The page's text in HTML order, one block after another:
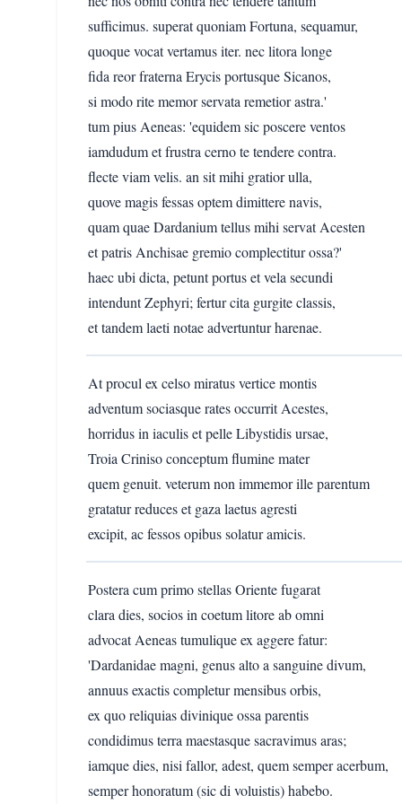
sufficimus. superat quoniam Fortuna, sequamur,
quoque vocat vertamus iter. nec litora longe
fida reor fraterna Erycis portusque Sicanos,
si modo rite memor servata remetior astra.'
tum pius Aeneas: 'equidem sic poscere ventos
iamdudum et frustra cerno te tendere contra.
flecte viam velis. an sit mihi gratior ulla,
quove magis fessas optem dimittere navis,
quam quae Dardanium tellus mihi servat Acesten
et patris Anchisae gremio complectitur ossa?'
haec ubi dicta, petunt portus et vela secundi
intendunt Zephyri; fertur cita gurgite classis,
et tandem laeti notae advertuntur harenae.
At procul ex celso miratus vertice montis
adventum sociasque rates occurrit Acestes,
horridus in iaculis et pelle Libystidis ursae,
Troia Criniso conceptum flumine mater
quem genuit. veterum non immemor ille parentum
gratatur reduces et gaza laetus agresti
excipit, ac fessos opibus solatur amicis.
Postera cum primo stellas Oriente fugarat
clara dies, socios in coetum litore ab omni
advocat Aeneas tumulique ex aggere fatur:
'Dardanidae magni, genus alto a sanguine divum,
annuus exactis completur mensibus orbis,
ex quo reliquias divinique ossa parentis
condidimus terra maestasque sacravimus aras;
iamque dies, nisi fallor, adest, quem semper acerbum,
semper honoratum (sic di voluistis) habebo.